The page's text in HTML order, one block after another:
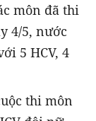
môn đã thi
4/5, nước
5 HCV, 4
thi môn